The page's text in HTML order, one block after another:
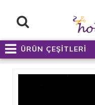
ÜRÜN ÇEŞİTLERİ